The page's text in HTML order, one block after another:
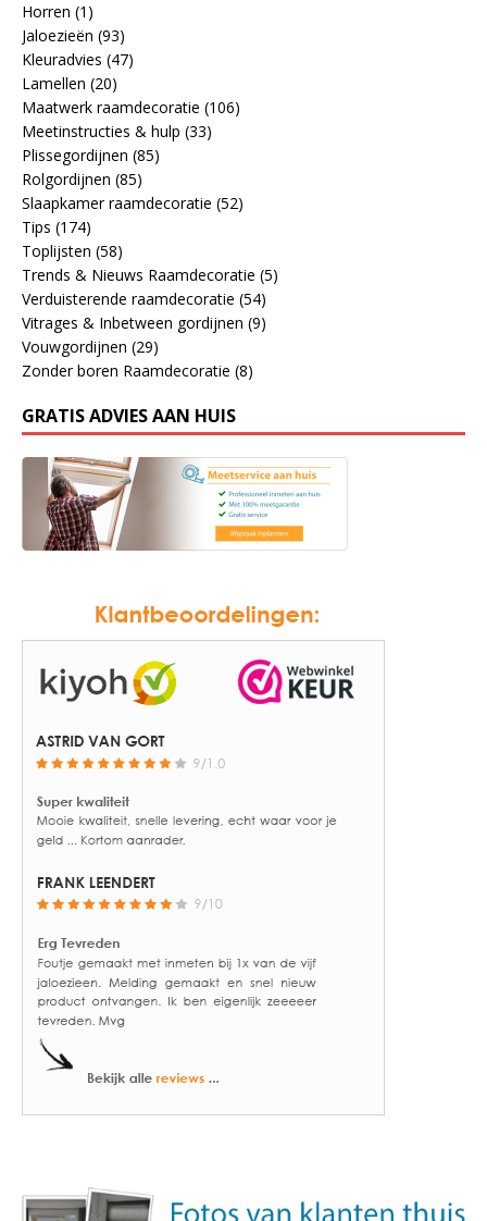
Horren (1)
Jaloezieën (93)
Kleuradvies (47)
Lamellen (20)
Maatwerk raamdecoratie (106)
Meetinstructies & hulp (33)
Plissegordijnen (85)
Rolgordijnen (85)
Slaapkamer raamdecoratie (52)
Tips (174)
Toplijsten (58)
Trends & Nieuws Raamdecoratie (5)
Verduisterende raamdecoratie (54)
Vitrages & Inbetween gordijnen (9)
Vouwgordijnen (29)
Zonder boren Raamdecoratie (8)
GRATIS ADVIES AAN HUIS